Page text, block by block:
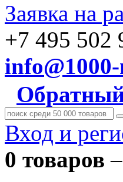
Заявка на
+7 495 502
Вход и
0 товаров